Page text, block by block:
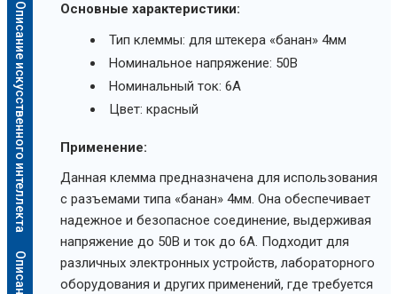
Описание искусственного интеллекта
Основные характеристики:
Тип клеммы: для штекера «банан» 4мм
Номинальное напряжение: 50В
Номинальный ток: 6А
Цвет: красный
Применение:
Данная клемма предназначена для использования
с разъемами типа «банан» 4мм. Она обеспечивает
надежное и безопасное соединение, выдерживая
напряжение до 50В и ток до 6А. Подходит для
различных электронных устройств, лабораторного
оборудования и других применений, где требуется